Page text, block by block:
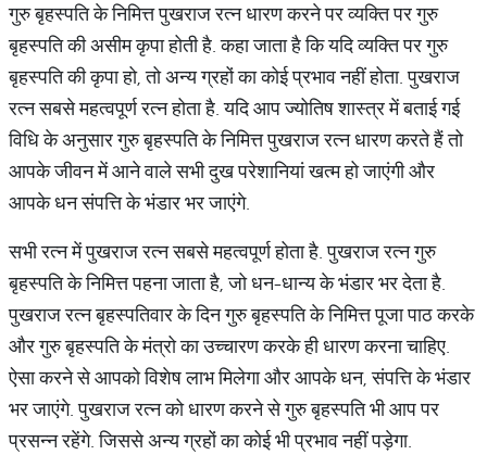
गुरु बृहस्पति के निमित्त पुखराज रत्न धारण करने पर व्यक्ति पर गुरु
बृहस्पति की असीम कृपा होती है. कहा जाता है कि यदि व्यक्ति पर गुरु
बृहस्पति की कृपा हो, तो अन्य ग्रहों का कोई प्रभाव नहीं होता. पुखराज
रत्न सबसे महत्वपूर्ण रत्न होता है. यदि आप ज्योतिष शास्त्र में बताई गई
विधि के अनुसार गुरु बृहस्पति के निमित्त पुखराज रत्न धारण करते हैं तो
आपके जीवन में आने वाले सभी दुख परेशानियां खत्म हो जाएंगी और
आपके धन संपत्ति के भंडार भर जाएंगे.
सभी रत्न में पुखराज रत्न सबसे महत्वपूर्ण होता है. पुखराज रत्न गुरु
बृहस्पति के निमित्त पहना जाता है, जो धन-धान्य के भंडार भर देता है.
पुखराज रत्न बृहस्पतिवार के दिन गुरु बृहस्पति के निमित्त पूजा पाठ करके
और गुरु बृहस्पति के मंत्रो का उच्चारण करके ही धारण करना चाहिए.
ऐसा करने से आपको विशेष लाभ मिलेगा और आपके धन, संपत्ति के भंडार
भर जाएंगे. पुखराज रत्न को धारण करने से गुरु बृहस्पति भी आप पर
प्रसन्न रहेंगे. जिससे अन्य ग्रहों का कोई भी प्रभाव नहीं पड़ेगा.